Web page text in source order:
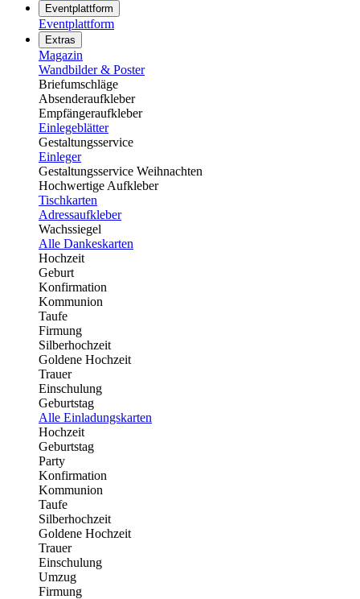
Eventplattform
Eventplattform
Extras
Magazin
Wandbilder & Poster
Briefumschläge
Absenderaufkleber
Empfängeraufkleber
Einlegeblätter
Gestaltungsservice
Einleger
Gestaltungsservice Weihnachten
Hochwertige Aufkleber
Tischkarten
Adressaufkleber
Wachssiegel
Alle Dankeskarten
Hochzeit
Geburt
Konfirmation
Kommunion
Taufe
Firmung
Silberhochzeit
Goldene Hochzeit
Trauer
Einschulung
Geburtstag
Alle Einladungskarten
Hochzeit
Geburtstag
Party
Konfirmation
Kommunion
Taufe
Silberhochzeit
Goldene Hochzeit
Trauer
Einschulung
Umzug
Firmung